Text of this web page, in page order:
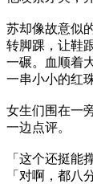
苏却像故意似
转脚踝，让鞋
一碾。血顺着
一串小小的红
女生们围在一
一边点评。
「这个还挺能
「对啊，都八